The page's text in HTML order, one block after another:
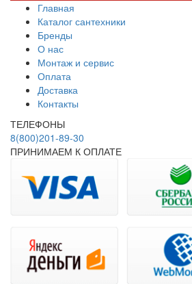
Главная
Каталог сантехники
Бренды
О нас
Монтаж и сервис
Оплата
Доставка
Контакты
ТЕЛЕФОНЫ
8(800)201-89-30
ПРИНИМАЕМ К ОПЛАТЕ